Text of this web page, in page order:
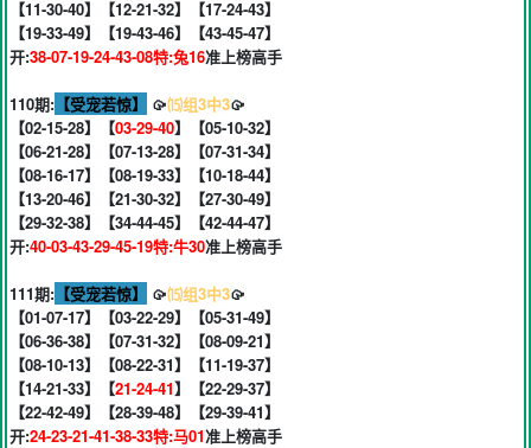
【11-30-40】【12-21-32】【17-24-43】
【19-33-49】【19-43-46】【43-45-47】
开:38-07-19-24-43-08特:兔16准上榜高手
110期: 【受宠若惊】 🥠⒂组3中3🥠
【02-15-28】【03-29-40】【05-10-32】
【06-21-28】【07-13-28】【07-31-34】
【08-16-17】【08-19-33】【10-18-44】
【13-20-46】【21-30-32】【27-30-49】
【29-32-38】【34-44-45】【42-44-47】
开:40-03-43-29-45-19特:牛30准上榜高手
111期: 【受宠若惊】 🥠⒂组3中3🥠
【01-07-17】【03-22-29】【05-31-49】
【06-36-38】【07-31-32】【08-09-21】
【08-10-13】【08-22-31】【11-19-37】
【14-21-33】【21-24-41】【22-29-37】
【22-42-49】【28-39-48】【29-39-41】
开:24-23-21-41-38-33特:马01准上榜高手